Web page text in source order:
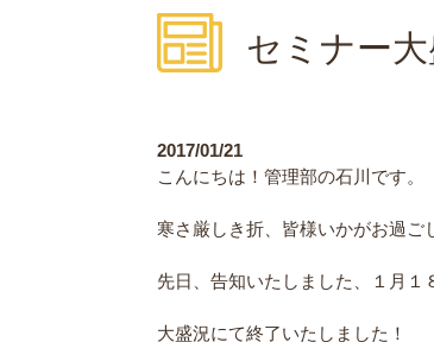
セミナー大
2017/01/21
こんにちは！管理部の石川です。
寒さ厳しき折、皆様いかがお過ご
先日、告知いたしました、１月
大盛況にて終了いたしました！